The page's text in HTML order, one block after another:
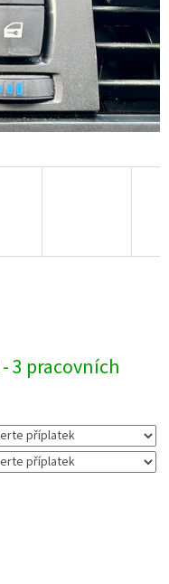
3 pracovních